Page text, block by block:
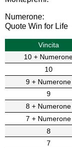
Numerone:
Quote Win for Life
Vincita
10 +
10
9 + Numerone
9
8 + Numerone
7 + Numerone
8
7